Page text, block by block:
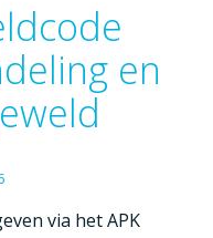
en
via het APK